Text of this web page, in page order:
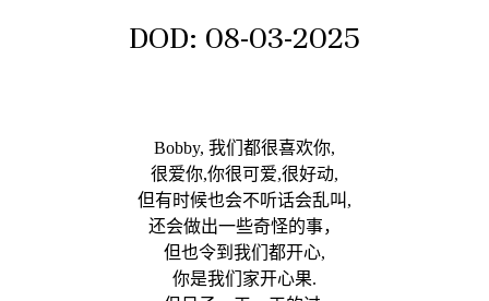
DOD: 08-03-2025
Bobby, 我们都很喜欢你,
很爱你,你很可爱,很好动,
但有时候也会不听话会乱叫,
还会做出一些奇怪的事，
但也令到我们都开心,
你是我们家开心果.